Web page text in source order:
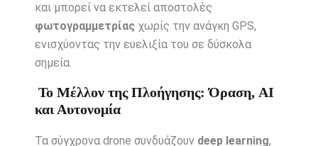
και μπορεί να εκτελεί αποστολές
φωτογραμμετρίας χωρίς την ανάγκη GPS,
ενισχύοντας την ευελιξία του σε δύσκολα
σημεία.
Το Μέλλον της Πλοήγησης: Όραση, AI
και Αυτονομία
Τα σύγχρονα drone συνδυάζουν deep learning,